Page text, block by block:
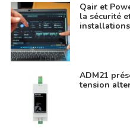
Qair et
la sécurité
installations
ADM21
tension